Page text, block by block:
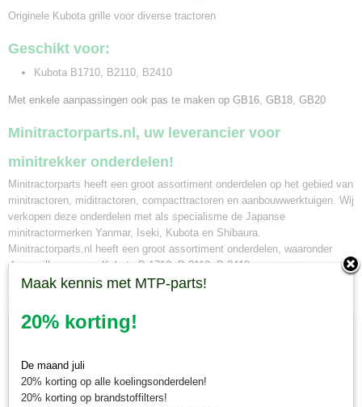
Originele Kubota grille voor diverse tractoren
Geschikt voor:
Kubota B1710, B2110, B2410
Met enkele aanpassingen ook pas te maken op GB16, GB18, GB20
Minitractorparts.nl, uw leverancier voor
minitrekker onderdelen!
Minitractorparts heeft een groot assortiment onderdelen op het gebied van
minitractoren, miditractoren, compacttractoren en aanbouwwerktuigen. Wij
verkopen deze onderdelen met als specialisme de Japanse
minitractormerken Yanmar, Iseki, Kubota en Shibaura.
Minitractorparts.nl heeft een groot assortiment onderdelen, waaronder
deze grille, voor uw Kubota B 1710, B 2110, B 2410.
Maak kennis met MTP-parts!
20% korting!
De maand juli
20% korting op alle koelingsonderdelen!
20% korting op brandstoffilters!